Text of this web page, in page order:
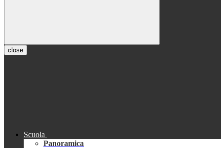
close
Scuola
Panoramica